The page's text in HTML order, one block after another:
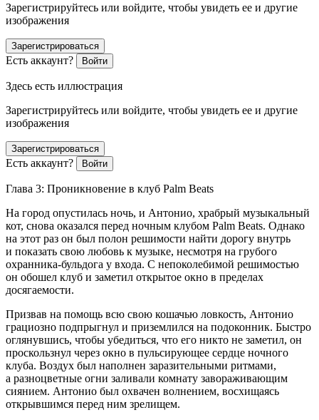
Зарегистрируйтесь или войдите, чтобы увидеть ее и другие
изображения
Зарегистрироваться
Есть аккаунт? Войти
Здесь есть иллюстрация
Зарегистрируйтесь или войдите, чтобы увидеть ее и другие
изображения
Зарегистрироваться
Есть аккаунт? Войти
Глава 3: Проникновение в клуб Palm Beats
На город опустилась ночь, и Антонио, храбрый музыкальный
кот, снова оказался перед ночным клубом Palm Beats. Однако
на этот раз он был полон решимости найти дорогу внутрь
и показать свою любовь к музыке, несмотря на грубого
охранника-бульдога у входа. С непоколебимой решимостью
он обошел клуб и заметил открытое окно в пределах
досягаемости.
Призвав на помощь всю свою кошачью ловкость, Антонио
грациозно подпрыгнул и приземлился на подоконник. Быстро
оглянувшись, чтобы убедиться, что его никто не заметил, он
проскользнул через окно в пульсирующее сердце ночного
клуба. Воздух был наполнен заразительными ритмами,
а разноцветные огни заливали комнату завораживающим
сиянием. Антонио был охвачен волнением, восхищаясь
открывшимся перед ним зрелищем.